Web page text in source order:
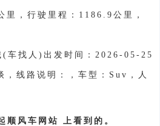
里，行驶里程：1186.9公里，
(车找人)出发时间：2026-05-25
线路说明：，车型：Suv，人
顺风车网站 上看到的。